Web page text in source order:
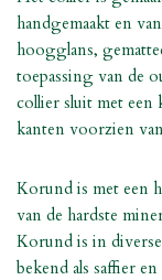
handgemaakt en
hoogglans,
toepassing van de
collier sluit met een
kanten voorzien
Korund is met een
van de hardste
Korund is in
bekend als saffier